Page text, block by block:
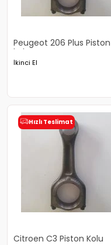
Peugeot 206 Plus Piston
kolu
İkinci El
Hızlı Teslimat
Citroen C3 Piston Kolu